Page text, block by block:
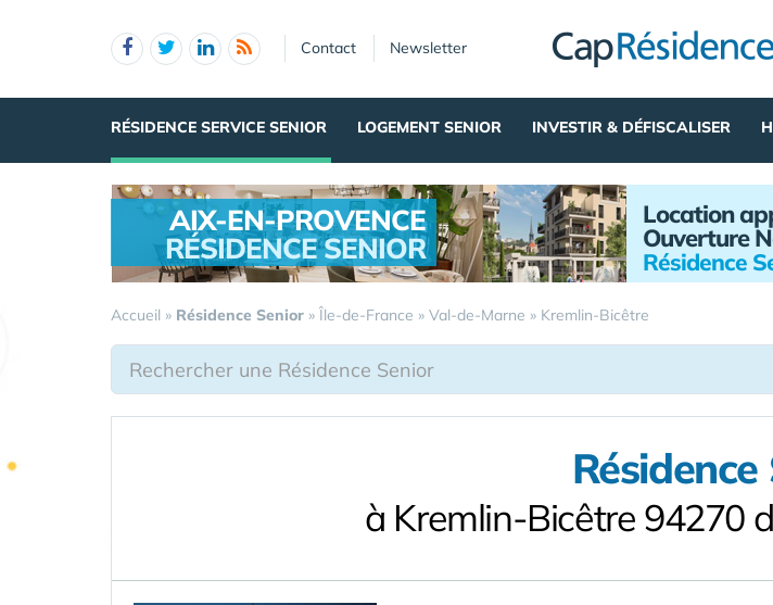
Contact Newsletter
RÉSIDENCE SERVICE SENIOR LOGEMENT SENIOR INVESTIR & DÉFISCALISER
AIX-EN-PROVENCE
RÉSIDENCE SENIOR
Location
Ouverture
Résidence
Accueil » Résidence Senior » Île-de-France » Val-de-Marne » Kremlin-Bicêtre
à Kremlin-Bicêtre 94270